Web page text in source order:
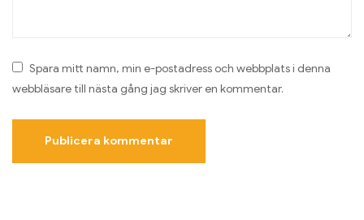
Spara mitt namn, min e-postadress och webbplats i denna
webbläsare till nästa gång jag skriver en kommentar.